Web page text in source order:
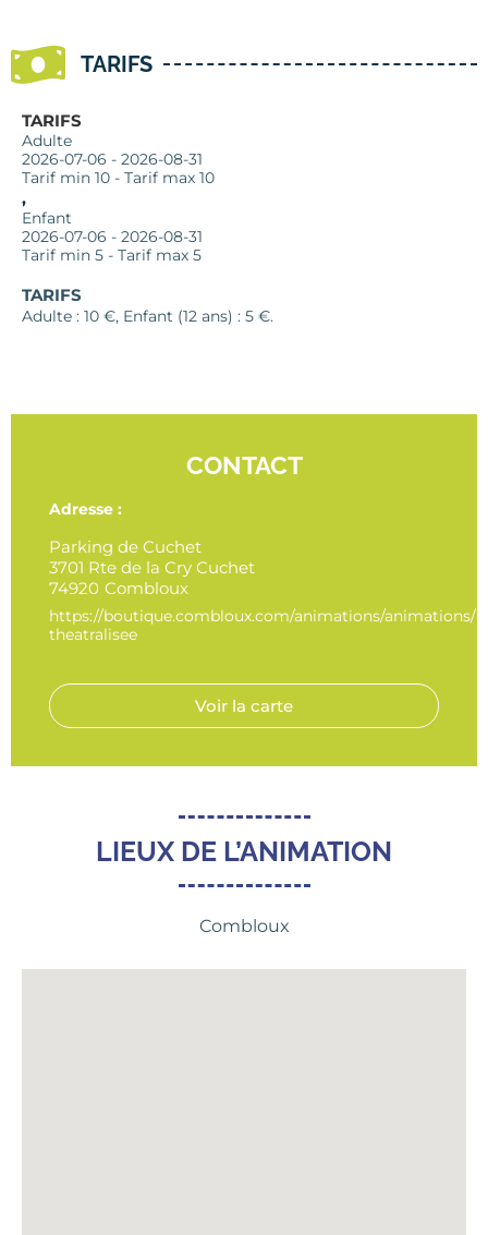
CONTACT
Adresse :
Parking de Cuchet
3701 Rte de la Cry Cuchet
74920 Combloux
https://boutique.combloux.com/animations/animations/
theatralisee
Voir la carte
TARIFS
TARIFS
Adulte
2026-07-06 - 2026-08-31
Tarif min 10 - Tarif max 10
,
Enfant
2026-07-06 - 2026-08-31
Tarif min 5 - Tarif max 5
TARIFS
Adulte : 10 €, Enfant (12 ans) : 5 €.
LIEUX DE L’ANIMATION
Combloux